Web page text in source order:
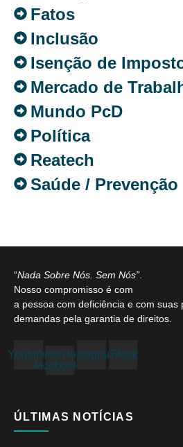
Fatos
Inclusão
Isenção de
Mercado de
Mundo PcD
Política
Reatech
Saúde / Prevenção
“Nada Sobre Nós. Sem Nós”
Nosso compromisso é com
a pessoa com deficiência e com suas
demandas pela garantia de direitos.
YoutubeIcon-
facebook
InstagramTiktok
ÚLTIMAS NOTÍCIAS